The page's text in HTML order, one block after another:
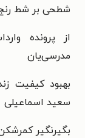
شطحی بر شط
از پرونده
مدرسی‌یان
بهبود کیفیت
سعید اسماعیلی
بگیرنگیر